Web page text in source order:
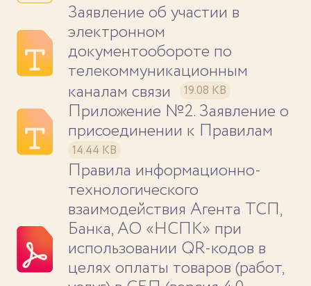
Заявление об участии в
электронном
документообороте по
телекоммуникационным
каналам связи
19.08 KB
Приложение №2. Заявление о
присоединении к Правилам
14.44 KB
Правила информационно-
технологического
взаимодействия Агента ТСП,
Банка, АО «НСПК» при
использовании QR-кодов в
целях оплаты товаров (работ,